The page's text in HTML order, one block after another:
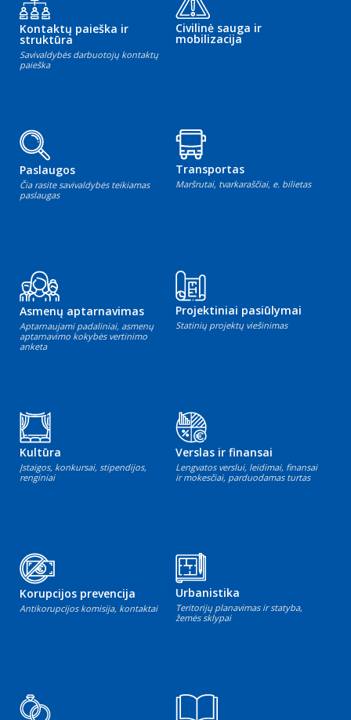
Kontaktų paieška ir
struktūra
Savivaldybės darbuotojų kontaktų
paieška
Civilinė sauga ir
mobilizacija
Paslaugos
Čia rasite savivaldybės teikiamas
paslaugas
Transportas
Maršrutai, tvarkaraščiai, e. bilietas
Asmenų aptarnavimas
Aptarnaujami padaliniai, asmenų
aptarnavimo kokybės vertinimo
anketa
Projektiniai pasiūlymai
Statinių projektų viešinimas
Kultūra
Įstaigos, konkursai, stipendijos,
renginiai
Verslas ir finansai
Lengvatos verslui, leidimai, finansai
ir mokesčiai, parduodamas turtas
Korupcijos prevencija
Antikorupcijos komisija, kontaktai
Urbanistika
Teritorijų planavimas ir statyba,
žemės sklypai